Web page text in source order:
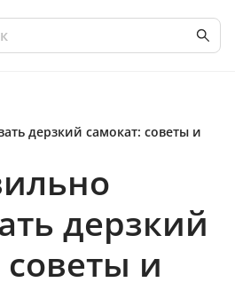
дерзкий самокат: советы и
дерзкий
и